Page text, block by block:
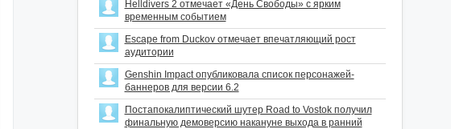
Helldivers 2 отмечает «День Свободы» с ярким
временным событием
Escape from Duckov отмечает впечатляющий рост
аудитории
Genshin Impact опубликовала список персонажей-
баннеров для версии 6.2
Постапокалиптический шутер Road to Vostok получил
финальную демоверсию накануне выхода в ранний